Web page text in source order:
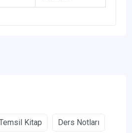
Kitap Ders Notları